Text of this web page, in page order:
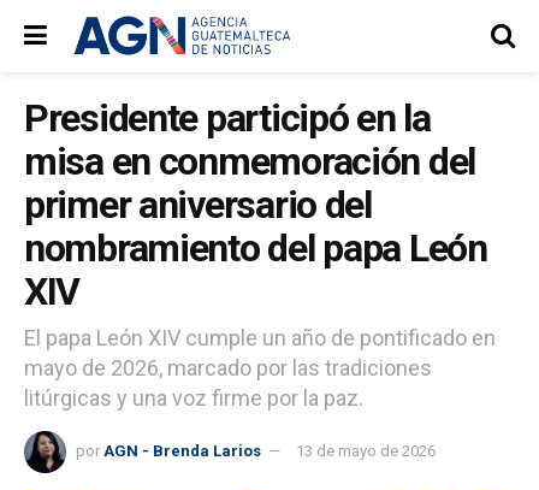
Presidente participó en la
misa en conmemoración del
primer aniversario del
nombramiento del papa León
XIV
El papa León XIV cumple un año de pontificado en
mayo de 2026, marcado por las tradiciones
litúrgicas y una voz firme por la paz.
por AGN - Brenda Larios 13 de mayo de 2026